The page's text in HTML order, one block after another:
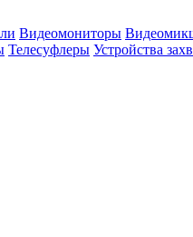
Видеомониторы
Телесуфлеры Устройства